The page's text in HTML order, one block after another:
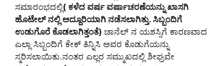
ಸಮಾರಂಭದಲ್ಲಿ( ಕಳೆದ ವರ್ಷ ವರ್ಷಾಚರಣೆಯನ್ನು ಖಾಸಗಿ
ಹೊಟೇಲ್‌ ನಲ್ಲಿ ಅದ್ದೂರಿಯಾಗಿ ನಡೆಸಲಾಗಿತ್ತು. ಸಿಬ್ಬಂದಿಗೆ
ಉಡುಗೊರೆ ಕೊಡಲಾಗಿತ್ತಂತೆ) ಚಾನೆಲ್‌ ನ ಯಶಸ್ಸಿಗೆ ಕಾರಣವಾದ
ಎಲ್ಲಾ ಸಿಬ್ಬಂದಿಗೆ ಕೇಕ್‌ ತಿನ್ನಿಸಿ ಅವರ ಕೊಡುಗೆಯನ್ನು
ಸ್ಮರಿಸಲಾಯಿತು.ನಂತರ ಎಲ್ಲರ ಸಮ್ಮುಖದಲ್ಲಿ ಶೀಘ್ರವೇ